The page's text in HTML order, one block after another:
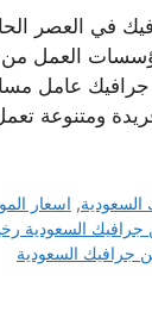
في العصر
مؤسسات
جرافيك عامل
ومتنوعة
, اسعار
السعودية
جرافيك السعودية